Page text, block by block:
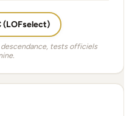
(LOFselect)
tests officiels